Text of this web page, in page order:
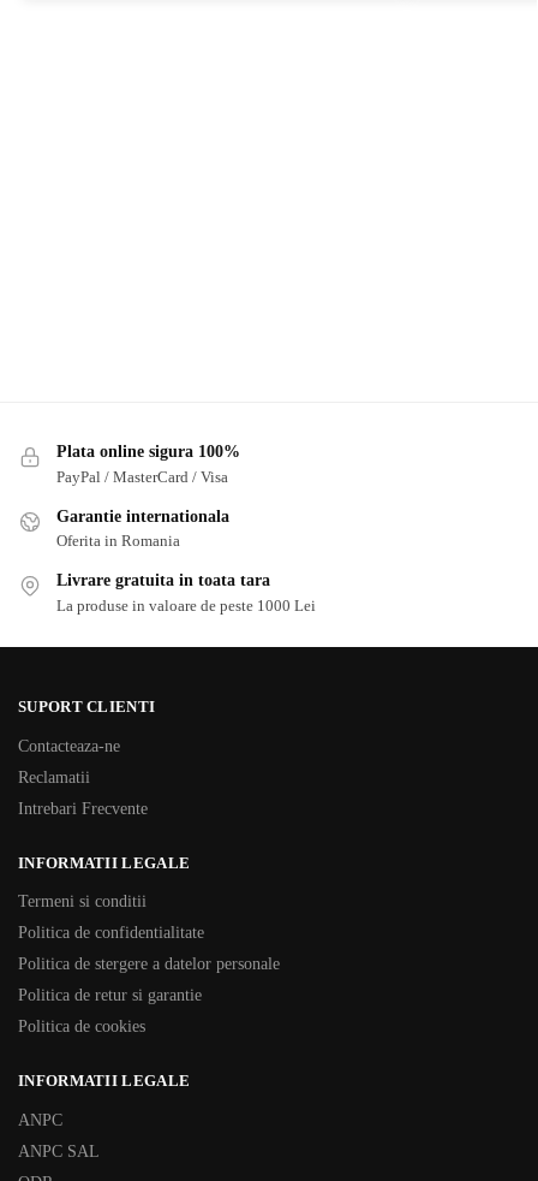
Plata online sigura 100%
PayPal / MasterCard / Visa
Garantie internationala
Oferita in Romania
Livrare gratuita in toata tara
La produse in valoare de peste 1000 Lei
SUPORT CLIENTI
Contacteaza-ne
Reclamatii
Intrebari Frecvente
INFORMATII LEGALE
Termeni si conditii
Politica de confidentialitate
Politica de stergere a datelor personale
Politica de retur si garantie
Politica de cookies
INFORMATII LEGALE
ANPC
ANPC SAL